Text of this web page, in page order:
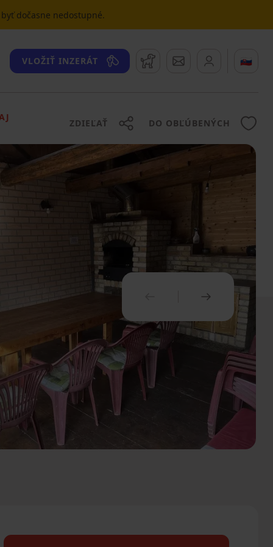
dočasne nedostupné.
VLOŽIŤ INZERÁT Strážny pesSprávy 🇸🇰
ZDIEĽAŤ DO OBĽÚBENÝCH
PREDCHÁDZAJÚCI